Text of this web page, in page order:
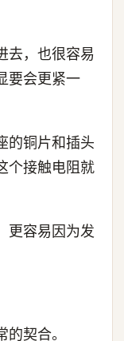
去，也很容易
要会更紧一
的铜片和插头
个接触电阻就
更容易因为发
契合。